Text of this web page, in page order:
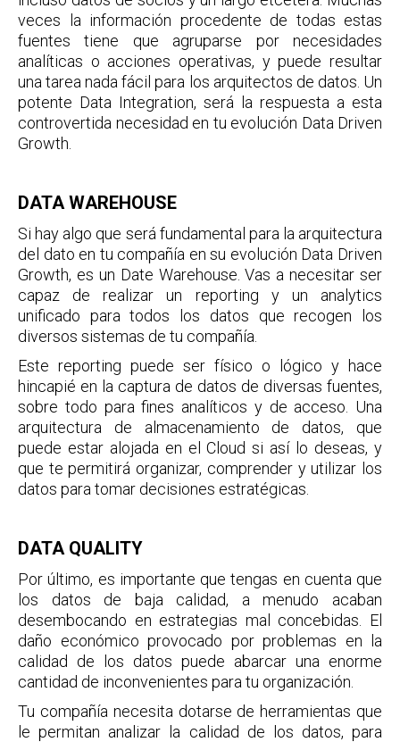
veces la información procedente de todas estas
fuentes tiene que agruparse por necesidades
analíticas o acciones operativas, y puede resultar
una tarea nada fácil para los arquitectos de datos. Un
potente Data Integration, será la respuesta a esta
controvertida necesidad en tu evolución Data Driven
Growth.
DATA WAREHOUSE
Si hay algo que será fundamental para la arquitectura
del dato en tu compañía en su evolución Data Driven
Growth, es un Date Warehouse. Vas a necesitar ser
capaz de realizar un reporting y un analytics
unificado para todos los datos que recogen los
diversos sistemas de tu compañía.
Este reporting puede ser físico o lógico y hace
hincapié en la captura de datos de diversas fuentes,
sobre todo para fines analíticos y de acceso. Una
arquitectura de almacenamiento de datos, que
puede estar alojada en el Cloud si así lo deseas, y
que te permitirá organizar, comprender y utilizar los
datos para tomar decisiones estratégicas.
DATA QUALITY
Por último, es importante que tengas en cuenta que
los datos de baja calidad, a menudo acaban
desembocando en estrategias mal concebidas. El
daño económico provocado por problemas en la
calidad de los datos puede abarcar una enorme
cantidad de inconvenientes para tu organización.
Tu compañía necesita dotarse de herramientas que
le permitan analizar la calidad de los datos, para